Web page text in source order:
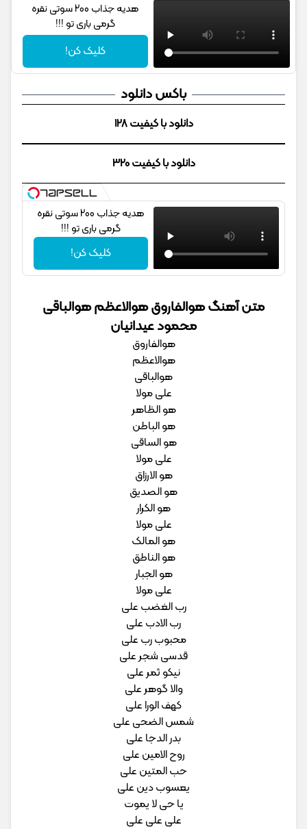
هدیه جذاب 200 سوتی نقره
گرمی باری تو !!!
کلیک کن!
باکس دانلود
دانلود با کیفیت 128
دانلود با کیفیت 320
هدیه جذاب 200 سوتی نقره
گرمی باری تو !!!
کلیک کن!
متن آهنگ هوالفاروق هوالاعظم هوالباقی
محمود عیدانیان
هوالفاروق
هوالاعظم
هوالباقی
علی مولا
هو الظاهر
هو الباطن
هو الساقی
علی مولا
هو الارزاق
هو الصدیق
هو الکرار
علی مولا
هو المالک
هو الناطق
هو الجبار
علی مولا
رب الغضب علی
رب الادب علی
محبوب رب علی
قدسی شجر علی
نیکو ثمر علی
والا گوهر علی
کهف الورا علی
شمس الضحی علی
بدر الدجا علی
روح الامین علی
حب المتین علی
یعسوب دین علی
یا حی لا یموت
علی علی علی